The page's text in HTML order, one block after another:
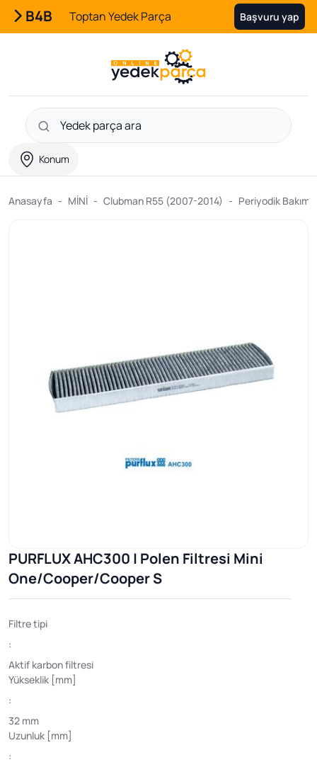
B4B Toptan Yedek Parça Başvuru yap
Konum
Anasayfa MİNİ Clubman R55 (2007-2014) Periyodik Bakım
PURFLUX AHC300 | Polen Filtresi Mini
One/Cooper/Cooper S
Filtre tipi
:
Aktif karbon filtresi
Yükseklik [mm]
:
32 mm
Uzunluk [mm]
: